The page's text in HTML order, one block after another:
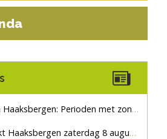
Perioden met zon en droog
zaterdag 8 augustus, marktplein Haaksbergen